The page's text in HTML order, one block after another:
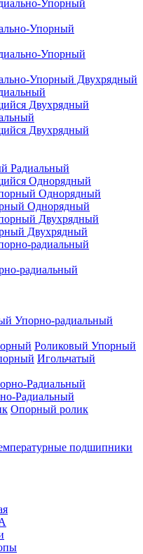
Упорный
Упорный Двухрядный
Двухрядный
Радиальный
Однорядный
Однорядный
Двухрядный
радиальный
Упорно-радиальный
Роликовый Упорный
Игольчатый
Радиальный
Опорный ролик
подшипники